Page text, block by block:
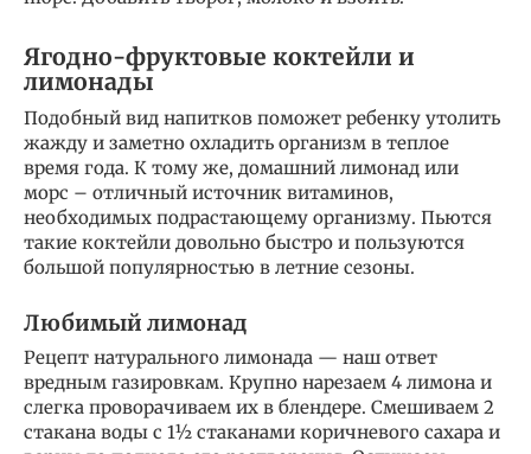
Ягодно-фруктовые коктейли и
лимонады
Подобный вид напитков поможет ребенку утолить
жажду и заметно охладить организм в теплое
время года. К тому же, домашний лимонад или
морс – отличный источник витаминов,
необходимых подрастающему организму. Пьются
такие коктейли довольно быстро и пользуются
большой популярностью в летние сезоны.
Любимый лимонад
Рецепт натурального лимонада — наш ответ
вредным газировкам. Крупно нарезаем 4 лимона и
слегка проворачиваем их в блендере. Смешиваем 2
стакана воды с 1½ стаканами коричневого сахара и